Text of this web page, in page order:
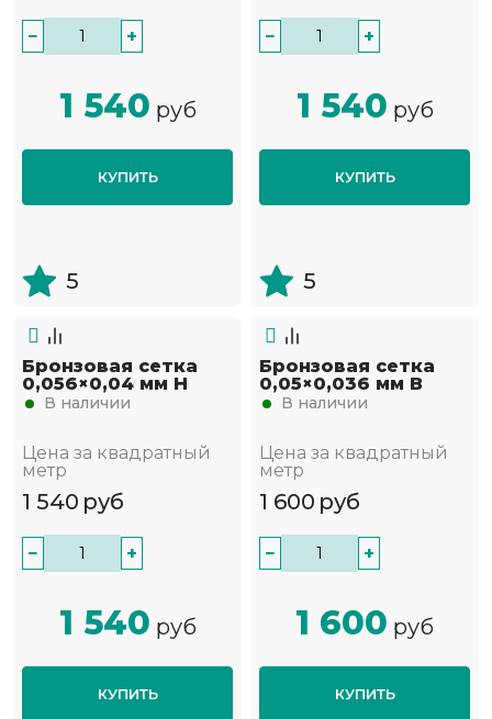
− +
1 540 руб
КУПИТЬ
5
− +
1 540 руб
КУПИТЬ
5
Бронзовая сетка
0,056×0,04 мм Н
В наличии
Цена за квадратный
метр
1 540 руб
− +
1 540 руб
КУПИТЬ
Бронзовая сетка
0,05×0,036 мм В
В наличии
Цена за квадратный
метр
1 600 руб
− +
1 600 руб
КУПИТЬ